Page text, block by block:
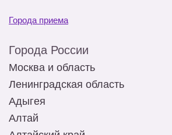
Города приема
Города России
Москва и область
Ленинградская область
Адыгея
Алтай